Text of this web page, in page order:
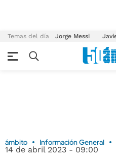
Temas del día Jorge Messi
ámbito Información General
14 de abril 2023 - 09:00